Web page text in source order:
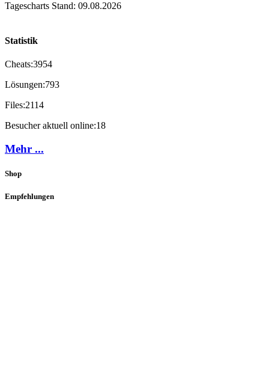
Tagescharts Stand: 09.08.2026
Statistik
Cheats:3954
Lösungen:793
Files:2114
Besucher aktuell online:18
Mehr ...
Shop
Empfehlungen